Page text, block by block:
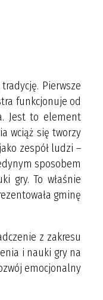
Pierwsze
funkcjonuje od
Jest to element
wciąż się tworzy
zespół ludzi –
sposobem
gry. To właśnie
gminę
z zakresu
i nauki gry na
emocjonalny